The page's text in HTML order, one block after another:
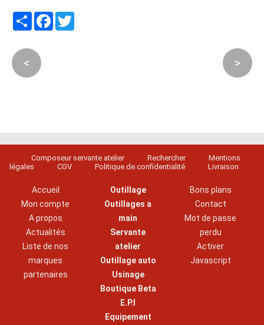
PartagerFacebook
< >
Composeur servante atelier Rechercher
Mentions
légales
CGV Politique de confidentialité Livraison
Accueil
Mon compte
A propos
Actualités
Liste de nos
marques
partenaires
Outillage
Outillages a
main
Servante
atelier
Outillage auto
Usinage
Boutique Beta
E.P.I
Equipement
Bons plans
Contact
Mot de passe
perdu
Activer
Javascript